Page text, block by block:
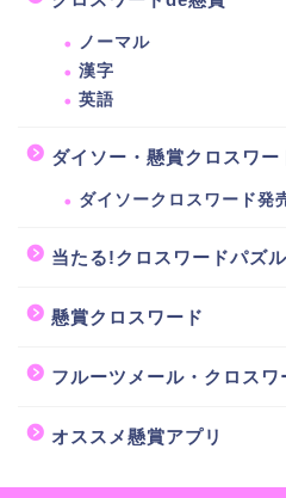
ノーマル
漢字
英語
ダイソー・懸賞クロスワー
ダイソークロスワード発
当たる!クロスワードパズル
懸賞クロスワード
フルーツメール・クロスワ
オススメ懸賞アプリ